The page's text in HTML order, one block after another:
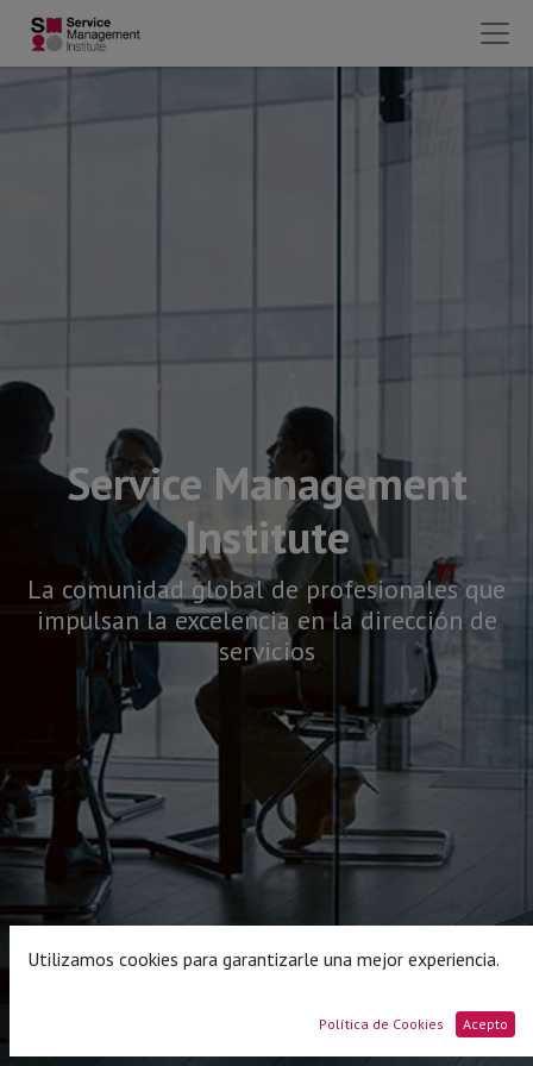
Service Management
Institute
La comunidad global de profesionales que
impulsan la excelencia en la dirección de
servicios​
Utilizamos cookies para garantizarle una mejor experiencia.
Política de Cookies Acepto